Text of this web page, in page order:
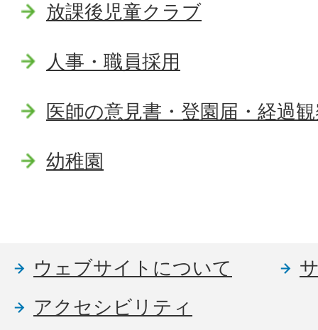
放課後児童クラブ
人事・職員採用
医師の意見書・登園届・経過
幼稚園
ウェブサイトについて
アクセシビリティ